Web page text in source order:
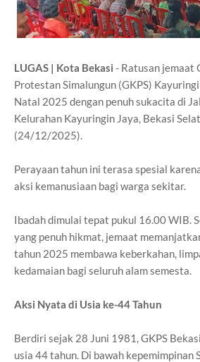
LUGAS | Kota Bekasi - Ratusan jemaat
Protestan Simalungun (GKPS)
Natal 2025 dengan penuh sukacita di
Kelurahan Kayuringin Jaya, Bekasi
(24/12/2025).
Perayaan tahun ini terasa spesial
aksi kemanusiaan bagi warga sekitar.
Ibadah dimulai tepat pukul 16.00 WIB.
yang penuh hikmat, jemaat
tahun 2025 membawa keberkahan,
kedamaian bagi seluruh alam semesta.
Aksi Nyata di Usia ke-44 Tahun
Berdiri sejak 28 Juni 1981, GKPS
usia 44 tahun. Di bawah kepemimpinan